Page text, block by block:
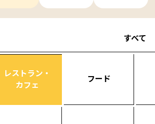
すべて
レストラン・
カフェ
フード